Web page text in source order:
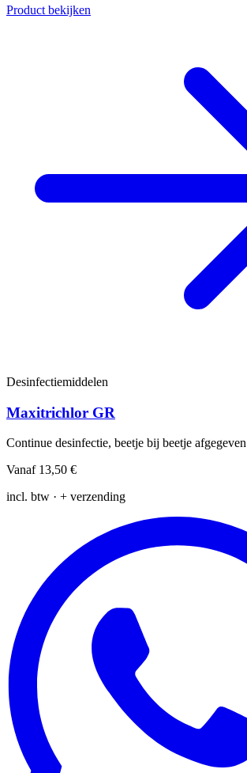
Product bekijken
Desinfectiemiddelen
Maxitrichlor GR
Continue desinfectie, beetje bij beetje afgegeven
Vanaf 13,50 €
incl. btw · + verzending